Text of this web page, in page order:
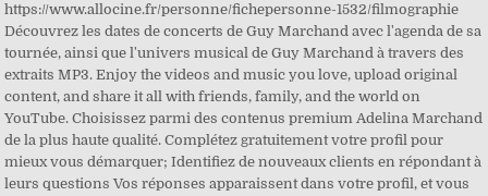
https://www.allocine.fr/personne/fichepersonne-1532/filmographie
Découvrez les dates de concerts de Guy Marchand avec l'agenda de sa
tournée, ainsi que l'univers musical de Guy Marchand à travers des
extraits MP3. Enjoy the videos and music you love, upload original
content, and share it all with friends, family, and the world on
YouTube. Choisissez parmi des contenus premium Adelina Marchand
de la plus haute qualité. Complétez gratuitement votre profil pour
mieux vous démarquer; Identifiez de nouveaux clients en répondant à
leurs questions Vos réponses apparaissent dans votre profil, et vous